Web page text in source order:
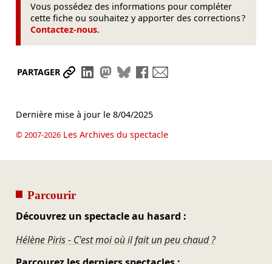
Vous possédez des informations pour compléter
cette fiche ou souhaitez y apporter des corrections ?
Contactez-nous.
PARTAGER Partager le lien
Partager sur LinkedIn
Partager sur Mastodon
Partager sur Bluesky
Partager sur Facebook
Dernière mise à jour le 8/04/2025
© 2007-2026Les Archives du spectacle
Parcourir
Découvrez un spectacle au hasard :
Hélène Piris - C'est moi où il fait un peu chaud ?